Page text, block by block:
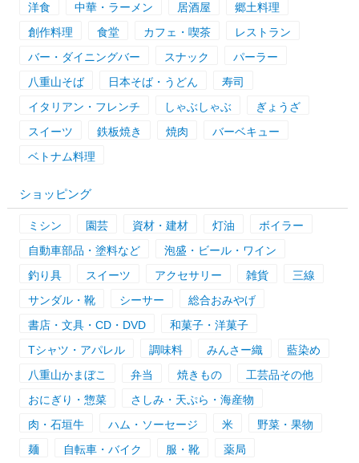
洋食
中華・ラーメン 居酒屋
郷土料理
創作料理
食堂 カフェ・喫茶
レストラン
バー・ダイニングバー
スナック
パーラー
八重山そば
日本そば・うどん
寿司
イタリアン・フレンチ
しゃぶしゃぶ
ぎょうざ
スイーツ
鉄板焼き 焼肉
バーベキュー
ベトナム料理
ショッピング
ミシン 園芸 資材・建材 灯油
ボイラー
自動車部品・塗料など
泡盛・ビール・ワイン
釣り具
スイーツ アクセサリー 雑貨
三線
サンダル・靴
シーサー
総合おみやげ
書店・文具・CD・DVD
和菓子・洋菓子
Tシャツ・アパレル
調味料 みんさー織
藍染め
八重山かまぼこ
弁当 焼きもの
工芸品その他
おにぎり・惣菜
さしみ・天ぷら・海産物
肉・石垣牛
ハム・ソーセージ 米
野菜・果物
麺
自転車・バイク 服・靴 薬局